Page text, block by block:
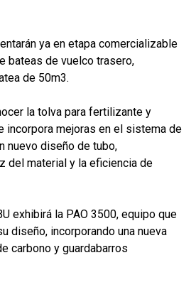
ya en etapa comercializable
bateas de vuelco trasero,
de 50m3.
la tolva para fertilizante y
incorpora mejoras en el sistema de
nuevo diseño de tubo,
del material y la eficiencia de
exhibirá la PAO 3500, equipo que
diseño, incorporando una nueva
carbono y guardabarros